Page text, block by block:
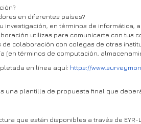
en diferentes países?
investigación, en términos de informática,
utilizas para comunicarte con tus
colaboración con colegas de otras
(en términos de computación,
en línea aquí: https://
una plantilla de propuesta final que
que están disponibles a través de